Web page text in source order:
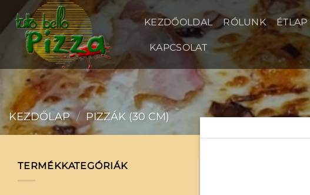
to
content
KEZDŐOLDAL RÓLUNK ÉTLAP
KAPCSOLAT
KEZDŐLAP / PIZZÁK (30 CM)
TERMÉKKATEGÓRIÁK